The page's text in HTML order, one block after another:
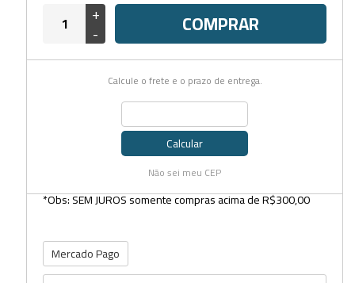
+
- COMPRAR
Calcule o frete e o prazo de entrega.
Calcular
Não sei meu CEP
*Obs: SEM JUROS somente compras acima de R$300,00
Mercado Pago